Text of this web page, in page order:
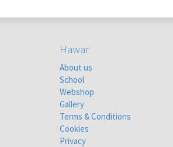
Hawar
About us
School
Webshop
Gallery
Terms & Conditions
Cookies
Privacy